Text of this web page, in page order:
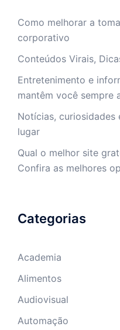
Como melhorar a
corporativo
Conteúdos Virais,
Entretenimento e
mantêm você sempre
Notícias, curiosidades
lugar
Qual o melhor site
Confira as melhores
Categorias
Academia
Alimentos
Audiovisual
Automação